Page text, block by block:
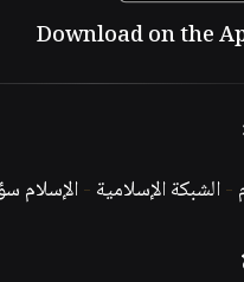
-الشبكة الإسلامية -الإسلام